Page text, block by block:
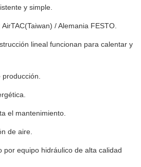
y simple.
/ Alemania FESTO.
lineal funcionan para calentar y
el mantenimiento.
de aire.
por equipo hidráulico de alta calidad